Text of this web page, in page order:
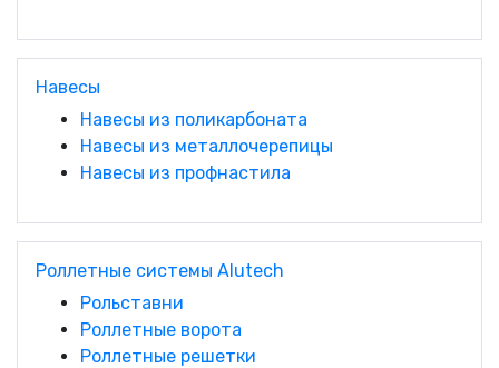
Навесы
Навесы из поликарбоната
Навесы из металлочерепицы
Навесы из профнастила
Роллетные системы Alutech
Рольставни
Роллетные ворота
Роллетные решетки